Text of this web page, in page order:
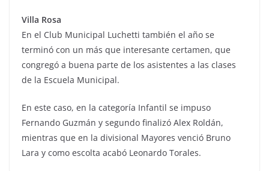
Villa Rosa
En el Club Municipal Luchetti también el año se
terminó con un más que interesante certamen, que
congregó a buena parte de los asistentes a las clases
de la Escuela Municipal.
En este caso, en la categoría Infantil se impuso
Fernando Guzmán y segundo finalizó Alex Roldán,
mientras que en la divisional Mayores venció Bruno
Lara y como escolta acabó Leonardo Torales.